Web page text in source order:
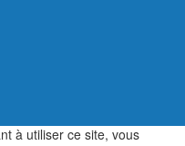
à utiliser ce site, vous